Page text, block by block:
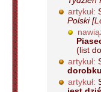
artykuł:
Polski
(list
artykuł:
artykuł: